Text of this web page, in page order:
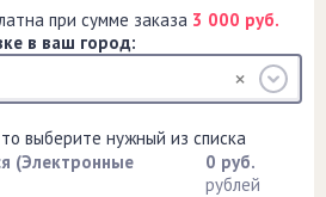
при сумме заказа 3 000 руб.
в ваш город:
выберите нужный из списка
(Электронные
0 руб.
рублей